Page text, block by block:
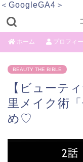
＜GoogleGA4＞
ホーム プロフィ
BEAUTY THE BIBLE
【ビューテ
里メイク術
め♡